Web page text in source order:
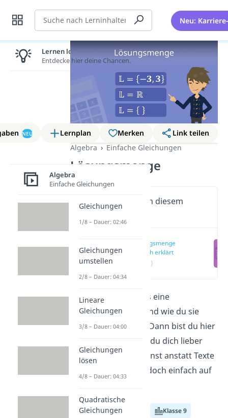
Suche Neu:
NEU Lernplan Merken
Link teilen
Algebra
Einfache Gleichungen
Lösungsmenge
Wichtige Inhalte in diesem
Lösungsmenge
einfach erklärt
(00:12)
Du willst wissen, was eine
Lösungsmenge
ist und wie du sie
bestimmen kannst? Dann bist du hier
genau richtig. Wenn du dich lieber
entspannt zurücklehnst anstatt Texte
zu lesen, dann klick doch einfach auf
Klasse 7 Klasse 9
Lernen lohnt sich!
Entdecke hier deine Chancen.
Algebra
Einfache Gleichungen
Gleichungen
1/8 – Dauer: 02:46
Gleichungen
umstellen
2/8 – Dauer: 04:34
Lineare
Gleichungen
3/8 – Dauer: 04:00
Gleichungen
lösen
4/8 – Dauer: 04:33
Quadratische
Gleichungen